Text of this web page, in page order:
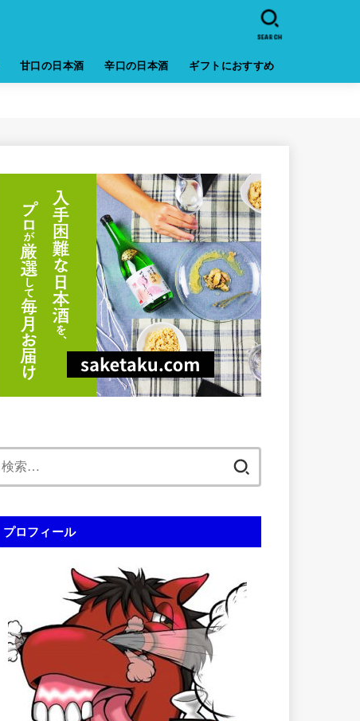
甘口の日本酒 辛口の日本酒 ギフトにおすすめ
SEARCH
プロフィール